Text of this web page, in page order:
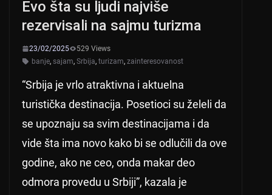
Evo šta su ljudi najviše
rezervisali na sajmu turizma
23/02/2025
529 Views
banje, sajam, Srbija, turizam, zainteresovanost
“Srbija je vrlo atraktivna i aktuelna
turistička destinacija. Posetioci su želeli da
se upoznaju sa svim destinacijama i da
vide šta ima novo kako bi se odlučili da ove
godine, ako ne ceo, onda makar deo
odmora provedu u Srbiji”, kazala je